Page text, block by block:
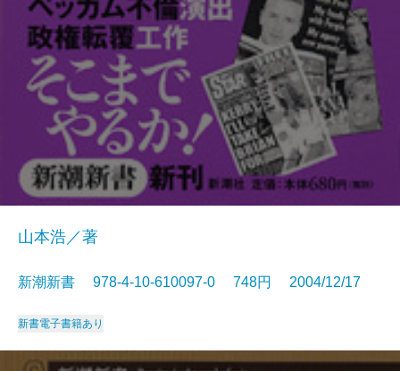
山本浩／著
新潮新書 978-4-10-610097-0 748円 2004/12/17
新書電子書籍あり